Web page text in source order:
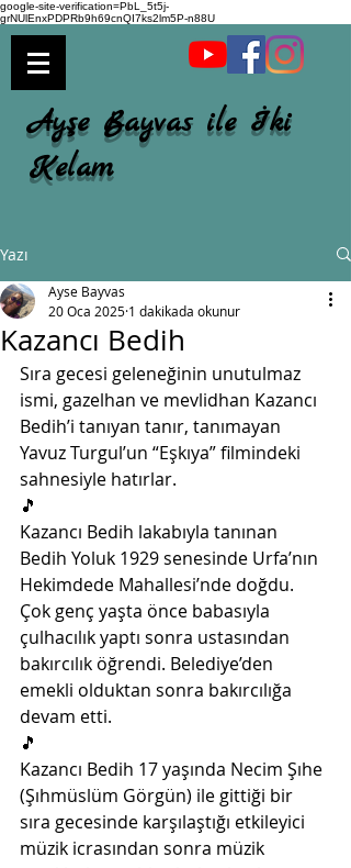
google-site-verification=PbL_5t5j-
grNUlEnxPDPRb9h69cnQI7ks2lm5P-n88U
Ayşe Bayvas ile İki
Kelam
Yazı
Kazancı Bedih
Ayse Bayvas
20 Oca 2025 1 dakikada okunur
Sıra gecesi geleneğinin unutulmaz
ismi, gazelhan ve mevlidhan Kazancı
Bedih’i tanıyan tanır, tanımayan
Yavuz Turgul’un “Eşkıya” filmindeki
sahnesiyle hatırlar.
🎵
Kazancı Bedih lakabıyla tanınan
Bedih Yoluk 1929 senesinde Urfa’nın
Hekimdede Mahallesi’nde doğdu.
Çok genç yaşta önce babasıyla
çulhacılık yaptı sonra ustasından
bakırcılık öğrendi. Belediye’den
emekli olduktan sonra bakırcılığa
devam etti.
🎵
Kazancı Bedih 17 yaşında Necim Şıhe
(Şıhmüslüm Görgün) ile gittiği bir
sıra gecesinde karşılaştığı etkileyici
müzik icrasından sonra müzik